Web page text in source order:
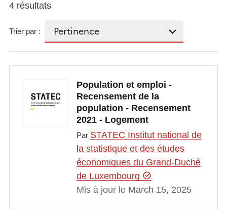
4 résultats
Trier par :
Population et emploi -
Recensement de la
population - Recensement
2021 - Logement
Par STATEC Institut national de
la statistique et des études
économiques du Grand-Duché
de Luxembourg
Mis à jour le March 15, 2025